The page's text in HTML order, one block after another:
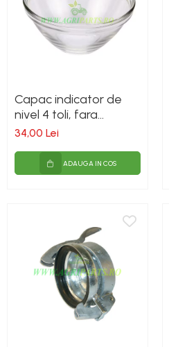
Capac indicator de
nivel 4 toli, fara
garnitura, pentru
34,00 Lei
ADAUGA IN COS